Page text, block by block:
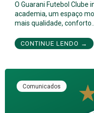
O Guarani Futebol Clube
academia, um espaço
mais qualidade,
CONTINUE LENDO →
Comunicados